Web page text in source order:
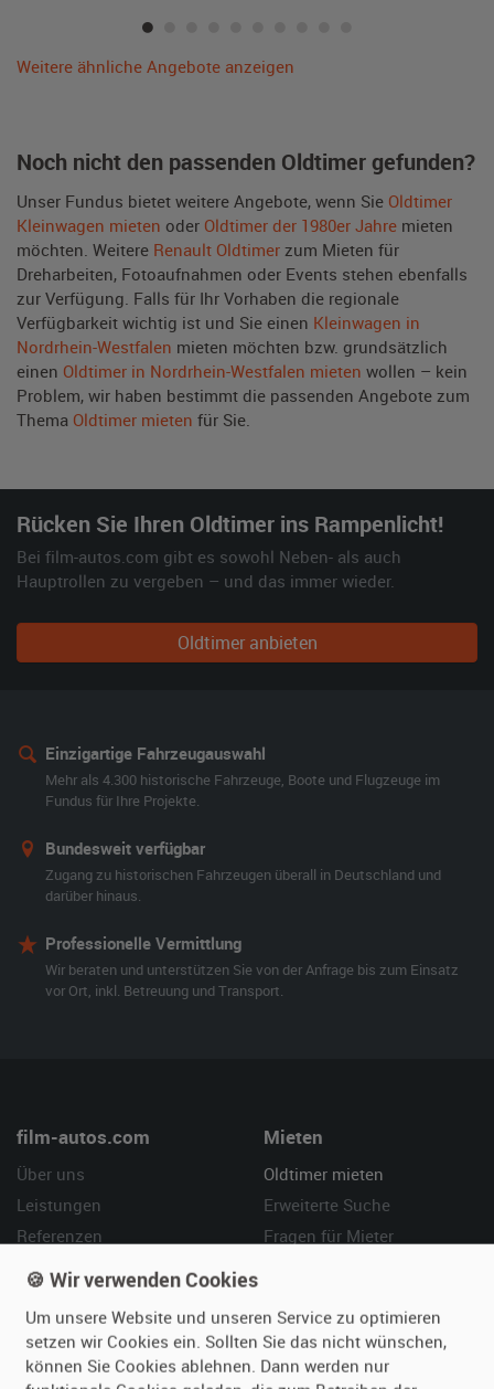
Weitere ähnliche Angebote anzeigen
Noch nicht den passenden Oldtimer gefunden?
Unser Fundus bietet weitere Angebote, wenn Sie Oldtimer
Kleinwagen mieten oder Oldtimer der 1980er Jahre mieten
möchten. Weitere Renault Oldtimer zum Mieten für
Dreharbeiten, Fotoaufnahmen oder Events stehen ebenfalls
zur Verfügung. Falls für Ihr Vorhaben die regionale
Verfügbarkeit wichtig ist und Sie einen Kleinwagen in
Nordrhein-Westfalen mieten möchten bzw. grundsätzlich
einen Oldtimer in Nordrhein-Westfalen mieten wollen – kein
Problem, wir haben bestimmt die passenden Angebote zum
Thema Oldtimer mieten für Sie.
Rücken Sie Ihren Oldtimer ins Rampenlicht!
Bei film-autos.com gibt es sowohl Neben- als auch
Hauptrollen zu vergeben – und das immer wieder.
Oldtimer anbieten
Einzigartige Fahrzeugauswahl
Mehr als 4.300 historische Fahrzeuge, Boote und Flugzeuge im
Fundus für Ihre Projekte.
Bundesweit verfügbar
Zugang zu historischen Fahrzeugen überall in Deutschland und
darüber hinaus.
Professionelle Vermittlung
Wir beraten und unterstützen Sie von der Anfrage bis zum Einsatz
vor Ort, inkl. Betreuung und Transport.
film-autos.com
Über uns
Leistungen
Referenzen
Kundenmeinungen
Mieten
Oldtimer mieten
Erweiterte Suche
Fragen für Mieter
Vermieten
Oldtimer anmelden
Hilfe
Häufige Fragen (FAQ)
🍪 Wir verwenden Cookies
Um unsere Website und unseren Service zu optimieren
setzen wir Cookies ein. Sollten Sie das nicht wünschen,
können Sie Cookies ablehnen. Dann werden nur